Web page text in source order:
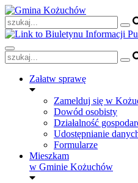
Skip
to
content
Załatw sprawę
Zamelduj się w
Dowód osobisty
Działalność
Udostępnianie
Formularze
Mieszkam
w Gminie Kożuchów